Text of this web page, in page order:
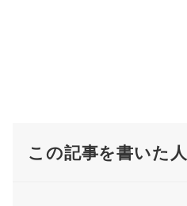
この記事を書いた人